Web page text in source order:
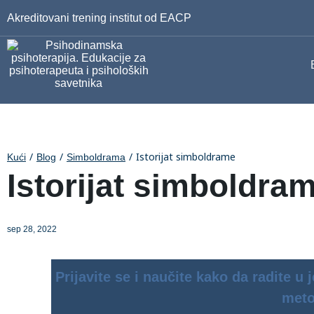
Akreditovani trening institut od EACP
Kući Blog Simboldrama Istorijat simboldrame
Istorijat
sep 28, 2022
Prijavite se i naučite kako da radite